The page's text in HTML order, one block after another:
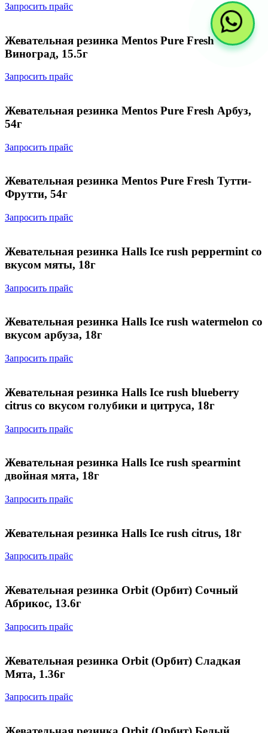
Запросить прайс
Жевательная резинка Mentos Pure Fresh
Виноград, 15.5г
Запросить прайс
Жевательная резинка Mentos Pure Fresh Арбуз,
54г
Запросить прайс
Жевательная резинка Mentos Pure Fresh Тутти-
Фрутти, 54г
Запросить прайс
Жевательная резинка Halls Ice rush peppermint со
вкусом мяты, 18г
Запросить прайс
Жевательная резинка Halls Ice rush watermelon со
вкусом арбуза, 18г
Запросить прайс
Жевательная резинка Halls Ice rush blueberry
citrus со вкусом голубики и цитруса, 18г
Запросить прайс
Жевательная резинка Halls Ice rush spearmint
двойная мята, 18г
Запросить прайс
Жевательная резинка Halls Ice rush citrus, 18г
Запросить прайс
Жевательная резинка Orbit (Орбит) Сочный
Абрикос, 13.6г
Запросить прайс
Жевательная резинка Orbit (Орбит) Сладкая
Мята, 1.36г
Запросить прайс